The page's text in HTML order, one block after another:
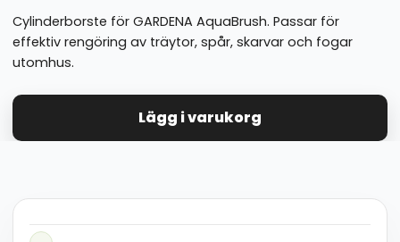
Cylinderborste för GARDENA AquaBrush. Passar för
effektiv rengöring av träytor, spår, skarvar och fogar
utomhus.
Lägg i varukorg